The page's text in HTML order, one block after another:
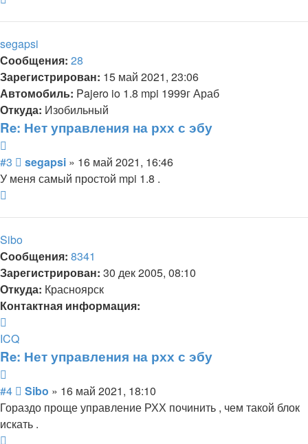
segapsi
Сообщения: 28
Зарегистрирован: 15 май 2021, 23:06
Автомобиль: Pajero io 1.8 mpi 1999г Араб
Откуда: Изобильный
Re: Нет управления на рхх с эбу
#3
Сообщение
segapsi » 16 май 2021, 16:46
У меня самый простой mpi 1.8 .
Sibo
Сообщения: 8341
Зарегистрирован: 30 дек 2005, 08:10
Откуда: Красноярск
Контактная информация:
информация
пользователя
ICQ
Re: Нет управления на рхх с эбу
#4
Сообщение
Sibo » 16 май 2021, 18:10
Гораздо проще управление РХХ починить , чем такой блок
искать .